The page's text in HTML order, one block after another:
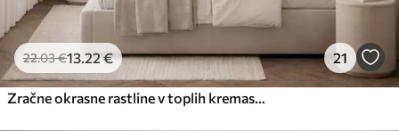
22.03€13 .22€ 21